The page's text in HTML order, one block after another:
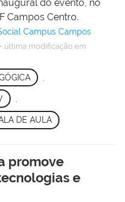
do evento, no
Campos Centro.
Campus Campos
última modificação em
DE AULA
promove
e